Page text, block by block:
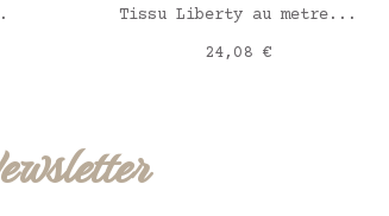
AJOUTER AU PANIER
Tissu Liberty au metre...
Prix
24,08 €